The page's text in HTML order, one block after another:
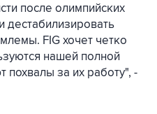
после олимпийских
дестабилизировать
FIG хочет четко
нашей полной
за их работу", -